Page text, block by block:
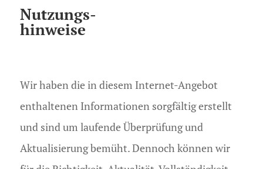
Nutzungs-
hinweise
Wir haben die in diesem Internet-Angebot
enthaltenen Informationen sorgfältig erstellt
und sind um laufende Überprüfung und
Aktualisierung bemüht. Dennoch können wir